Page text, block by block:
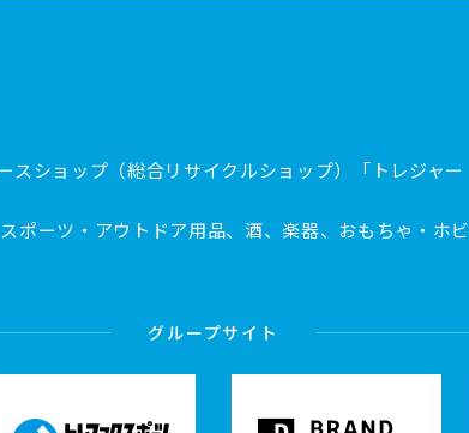
ショップ（総合リサイクルショップ）「トレジャー
ポーツ・アウトドア用品、酒、楽器、おもちゃ・ホビ
グループサイト